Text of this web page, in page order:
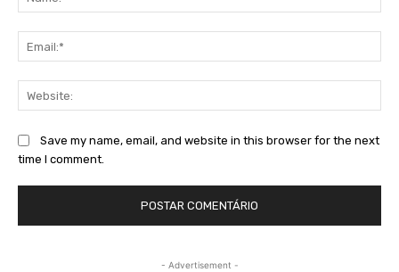
Save my name, email, and website in this browser for the next
time I comment.
- Advertisement -